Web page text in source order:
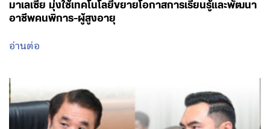
มาเลเซีย มุ่งใช้เทคโนโลยีขยายโอกาสการเรียนรู้และพัฒนา
อาชีพคนพิการ-ผู้สูงอายุ
อ่านต่อ